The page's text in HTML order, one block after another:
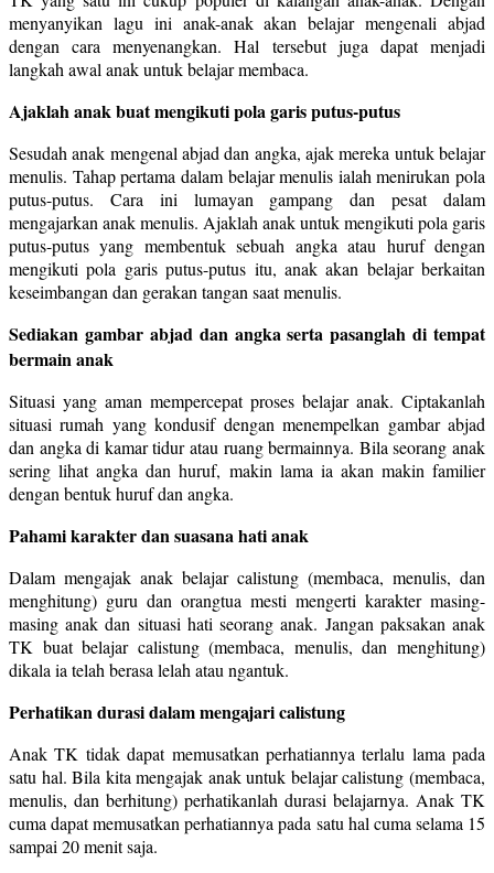
menyanyikan lagu ini anak-anak akan belajar mengenali abjad
dengan cara menyenangkan. Hal tersebut juga dapat menjadi
langkah awal anak untuk belajar membaca.
Ajaklah anak buat mengikuti pola garis putus-putus
Sesudah anak mengenal abjad dan angka, ajak mereka untuk belajar
menulis. Tahap pertama dalam belajar menulis ialah menirukan pola
putus-putus. Cara ini lumayan gampang dan pesat dalam
mengajarkan anak menulis. Ajaklah anak untuk mengikuti pola garis
putus-putus yang membentuk sebuah angka atau huruf dengan
mengikuti pola garis putus-putus itu, anak akan belajar berkaitan
keseimbangan dan gerakan tangan saat menulis.
Sediakan gambar abjad dan angka serta pasanglah di tempat
bermain anak
Situasi yang aman mempercepat proses belajar anak. Ciptakanlah
situasi rumah yang kondusif dengan menempelkan gambar abjad
dan angka di kamar tidur atau ruang bermainnya. Bila seorang anak
sering lihat angka dan huruf, makin lama ia akan makin familier
dengan bentuk huruf dan angka.
Pahami karakter dan suasana hati anak
Dalam mengajak anak belajar calistung (membaca, menulis, dan
menghitung) guru dan orangtua mesti mengerti karakter masing-
masing anak dan situasi hati seorang anak. Jangan paksakan anak
TK buat belajar calistung (membaca, menulis, dan menghitung)
dikala ia telah berasa lelah atau ngantuk.
Perhatikan durasi dalam mengajari calistung
Anak TK tidak dapat memusatkan perhatiannya terlalu lama pada
satu hal. Bila kita mengajak anak untuk belajar calistung (membaca,
menulis, dan berhitung) perhatikanlah durasi belajarnya. Anak TK
cuma dapat memusatkan perhatiannya pada satu hal cuma selama 15
sampai 20 menit saja.